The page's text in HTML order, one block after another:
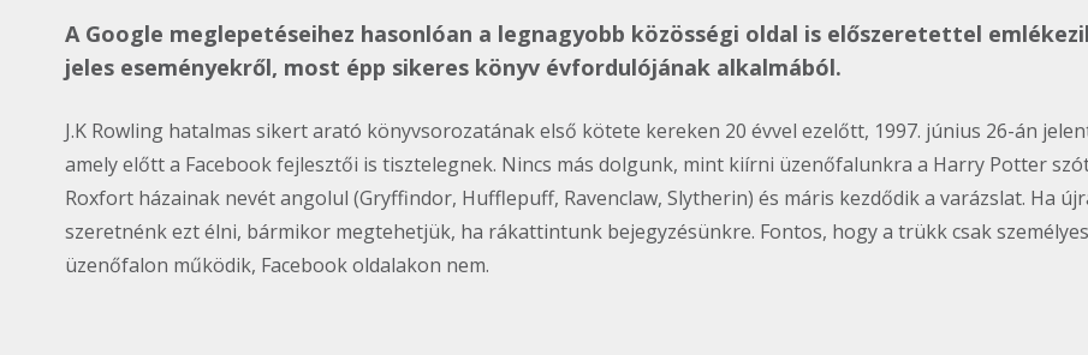
A Google meglepetéseihez hasonlóan a legnagyobb közösségi oldal is előszeretettel
jeles eseményekről, most épp sikeres könyv évfordulójának alkalmából.
J.K Rowling hatalmas sikert arató könyvsorozatának első kötete kereken 20 évvel ezelőtt, 1997. június 26-án
amely előtt a Facebook fejlesztői is tisztelegnek. Nincs más dolgunk, mint kiírni üzenőfalunkra a Harry Potter
Roxfort házainak nevét angolul (Gryffindor, Hufflepuff, Ravenclaw, Slytherin) és máris kezdődik a varázslat. Ha
szeretnénk ezt élni, bármikor megtehetjük, ha rákattintunk bejegyzésünkre. Fontos, hogy a trükk csak személyes
üzenőfalon működik, Facebook oldalakon nem.